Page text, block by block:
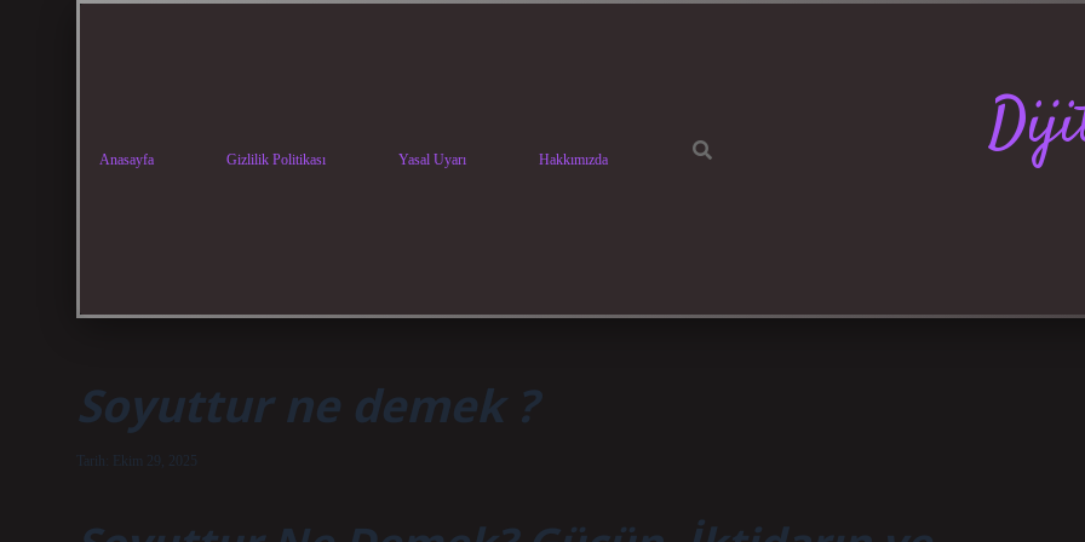
Anasayfa Gizlilik Politikası Yasal Uyarı Hakkımızda
Soyuttur ne demek ?
Tarih: Ekim 29, 2025